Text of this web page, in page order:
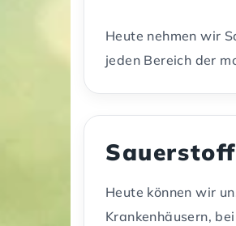
Heute nehmen wir
jeden Bereich der
Heute können wir
Krankenhäusern,